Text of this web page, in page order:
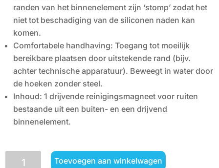
randen van het binnenelement zijn ‘stomp’ zodat het
niet tot beschadiging van de siliconen naden kan
komen.
Comfortabele handhaving: Toegang tot moeilijk
bereikbare plaatsen door uitstekende rand (bijv.
achter technische apparatuur). Beweegt in water door
de hoeken zonder steel.
Inhoud: 1 drijvende reinigingsmagneet voor ruiten
bestaande uit een buiten- en een drijvend
binnenelement.
JBL
FLOATY
Toevoegen aan winkelwagen